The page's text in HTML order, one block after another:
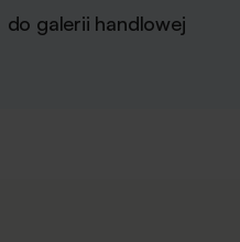
do galerii handlowej